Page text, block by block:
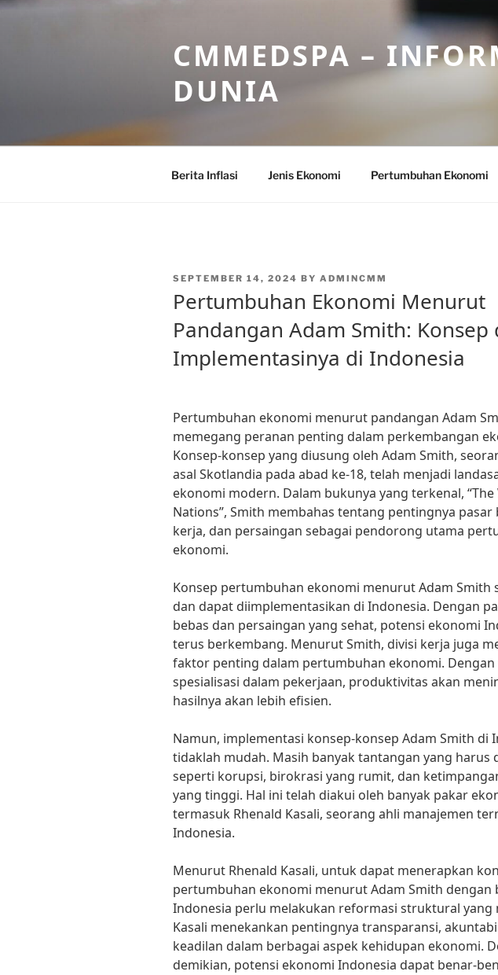
Skip
CMMEDSPA –
DUNIA
Berita Inflasi Jenis Ekonomi Pertumbuhan Ekonomi
POSTED
SEPTEMBER 14, 2024 BY ADMINCMM
Pertumbuhan Ekonomi Menurut
Pandangan Adam Smith: Konsep
Implementasinya di Indonesia
Pertumbuhan ekonomi menurut pandangan Adam
memegang peranan penting dalam perkembangan
Konsep-konsep yang diusung oleh Adam Smith,
asal Skotlandia pada abad ke-18, telah menjadi
ekonomi modern. Dalam bukunya yang terkenal,
Nations”, Smith membahas tentang pentingnya pasar
kerja, dan persaingan sebagai pendorong utama
ekonomi.
Konsep pertumbuhan ekonomi menurut Adam Smith
dan dapat diimplementasikan di Indonesia. Dengan
bebas dan persaingan yang sehat, potensi ekonomi
terus berkembang. Menurut Smith, divisi kerja juga
faktor penting dalam pertumbuhan ekonomi. Dengan
spesialisasi dalam pekerjaan, produktivitas akan
hasilnya akan lebih efisien.
Namun, implementasi konsep-konsep Adam Smith di
tidaklah mudah. Masih banyak tantangan yang harus
seperti korupsi, birokrasi yang rumit, dan
yang tinggi. Hal ini telah diakui oleh banyak pakar
termasuk Rhenald Kasali, seorang ahli manajemen
Indonesia.
Menurut Rhenald Kasali, untuk dapat menerapkan
pertumbuhan ekonomi menurut Adam Smith dengan
Indonesia perlu melakukan reformasi struktural yang
Kasali menekankan pentingnya transparansi,
keadilan dalam berbagai aspek kehidupan ekonomi.
demikian, potensi ekonomi Indonesia dapat benar-